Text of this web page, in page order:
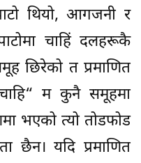
थियो, आगजनी र
चाहिं दलहरूकै
छिरेको त प्रमाणित
म कुनै समूहमा
भएको त्यो तोडफोड
छैन। यदि प्रमाणित